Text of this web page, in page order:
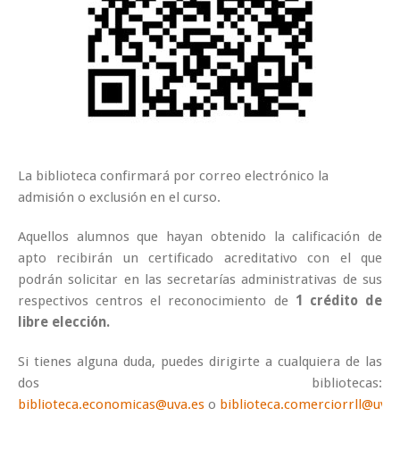
La biblioteca confirmará por correo electrónico la
admisión o exclusión en el curso.
Aquellos alumnos que hayan obtenido la calificación de
apto recibirán un certificado acreditativo con el que
podrán solicitar en las secretarías administrativas de sus
respectivos centros el reconocimiento de1 crédito de
libre elección.
Si tienes alguna duda, puedes dirigirte a cualquiera de las
dos bibliotecas:
biblioteca.economicas@uva.es o